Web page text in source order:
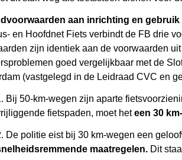
aan inrichting en
en Hoofdnet Fiets verbindt de FB drie
zijn identiek aan de voorwaarden
goed vergelijkbaar met de
(vastgelegd in de Leidraad CVC en
Bij 50-km-wegen zijn aparte
fietspaden, moet heteen 30
De politie eist bij 30 km-wegen een
maatregelen. Dit